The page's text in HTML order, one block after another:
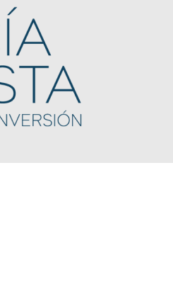
para que
de manera
segura y honesta!